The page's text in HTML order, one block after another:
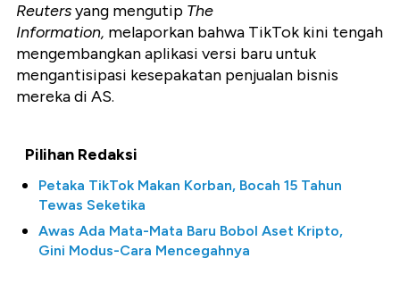
Reutersyang mengutip The
Information, melaporkan bahwa TikTok kini tengah
mengembangkan aplikasi versi baru untuk
mengantisipasi kesepakatan penjualan bisnis
mereka di AS.
Pilihan Redaksi
Petaka TikTok Makan Korban, Bocah 15 Tahun
Tewas Seketika
Awas Ada Mata-Mata Baru Bobol Aset Kripto,
Gini Modus-Cara Mencegahnya